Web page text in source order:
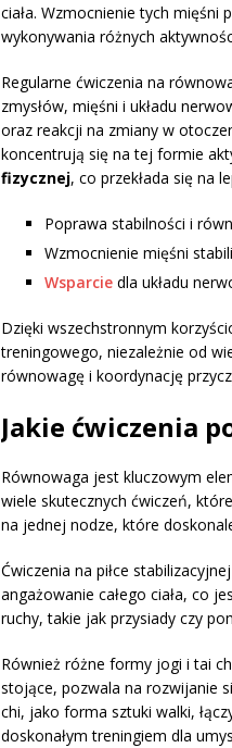
ciała. Wzmocnienie tych
wykonywania różnych
Regularne ćwiczenia na
zmysłów, mięśni i układu
oraz reakcji na zmiany w
koncentrują się na tej formie
fizycznej, co przekłada się na
Poprawa stabilności i
Wzmocnienie mięśni
Wsparcie dla układu
Dzięki wszechstronnym
treningowego, niezależnie od
równowagę i koordynację
Jakie ćwiczenia
Równowaga jest kluczowym
wiele skutecznych ćwiczeń,
na jednej nodze, które
Ćwiczenia na piłce
angażowanie całego ciała, co
ruchy, takie jak przysiady czy
Również różne formy jogi i tai
stojące, pozwala na rozwijanie
chi, jako forma sztuki walki,
doskonałym treningiem dla